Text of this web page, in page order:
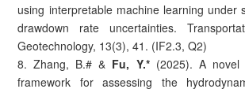
using interpretable machine learning under
drawdown rate uncertainties.
Geotechnology, 13(3), 41. (IF2.3, Q2)
8. Zhang, B.# & Fu, Y.*(2025). A novel
framework for assessing the